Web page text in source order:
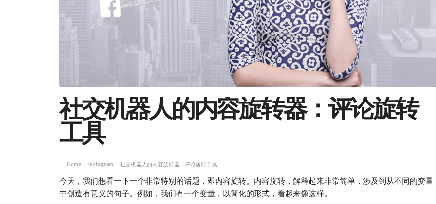
社交机器人的内容旋转器：评论旋转
工具
Home › Instagram › 社交机器人的内容旋转器：评论旋转工具
今天，我们想看一下一个非常特别的话题，即内容旋转。内容旋转，解释起来非常简单，涉及到从不同的变量
中创造有意义的句子。例如，我们有一个变量，以简化的形式，看起来像这样。